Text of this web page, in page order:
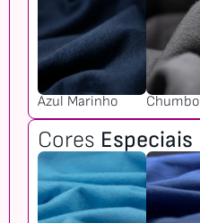
Azul Marinho Chumbo
Cores Especiais